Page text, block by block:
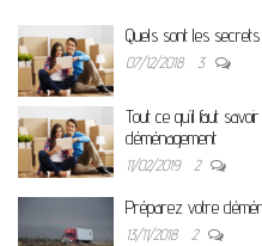
Quels sont les
07/12/2018 3
Tout ce qu’il faut
déménagement
11/02/2019 2
Préparez votre
13/11/2018 2